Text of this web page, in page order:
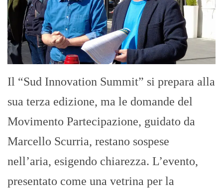
Il “Sud Innovation Summit” si prepara alla
sua terza edizione, ma le domande del
Movimento Partecipazione, guidato da
Marcello Scurria, restano sospese
nell’aria, esigendo chiarezza. L’evento,
presentato come una vetrina per la